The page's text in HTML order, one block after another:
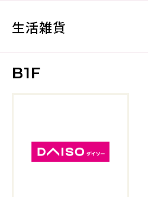
生活雑貨
B1F